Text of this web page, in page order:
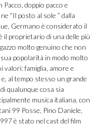
doppio pacco e
“Il posto al sole ” dalla
Germano è considerato il
il proprietario di una delle più
molto genuino che non
popolarità in modo molto
valori: famiglia, amore e
al tempo stesso un grande
qualunque cosa sia
musica italiana, con
99 Posse, Pino Daniele,
è stato nel cast del film